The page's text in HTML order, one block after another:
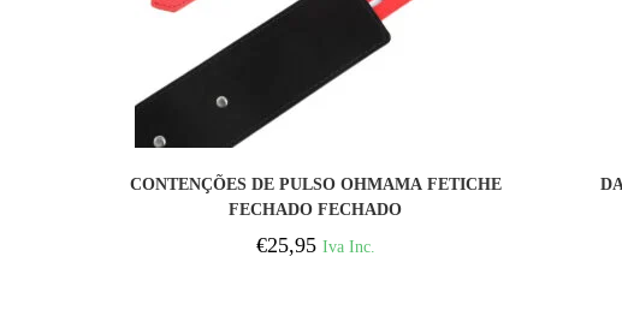
CONTENÇÕES DE PULSO OHMAMA FETICHE
FECHADO FECHADO
€25,95 Iva Inc.